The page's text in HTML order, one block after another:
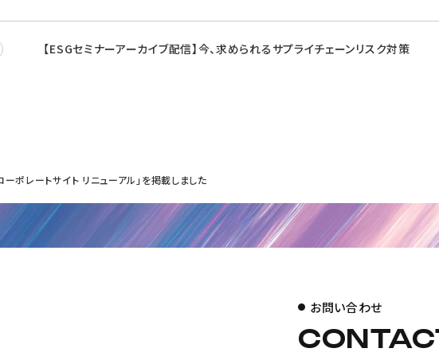
【ESGセミナーアーカイブ配信】今、求められるサプライチェーンリスク対策
ポレートサイト リニューアル」を掲載しました
お問い合わせ